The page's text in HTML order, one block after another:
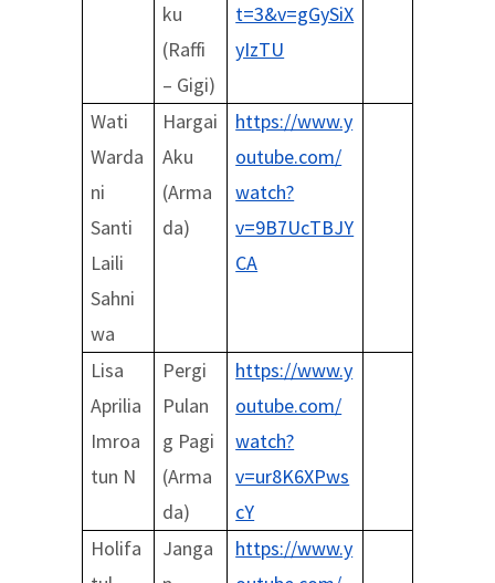
ku
(Raffi
– Gigi)
t=3&v=gGySiX
yIzTU
Wati
Warda
ni
Santi
Laili
Sahni
wa
Hargai
Aku
(Arma
da)
https://www.y
outube.com/
watch?
v=9B7UcTBJY
CA
Lisa
Aprilia
Imroa
tun N
Pergi
Pulan
g Pagi
(Arma
da)
https://www.y
outube.com/
watch?
v=ur8K6XPws
cY
Holifa
Janga
https://www.y